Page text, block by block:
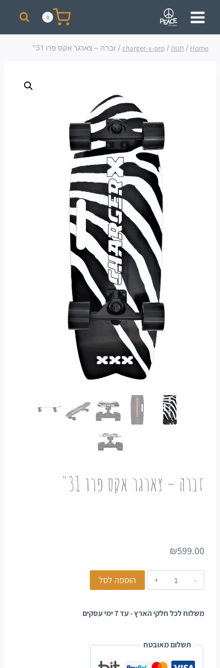
0
Home
/ חנות /
charger-x-pro
/ זברה – צארגר אקס פרו 31"
זברה – צארגר אקס פרו 31"
₪599.00
הוספה לסל
משלוח לכל חלקי הארץ - עד 7 ימי עסקים
תשלום מאובטח